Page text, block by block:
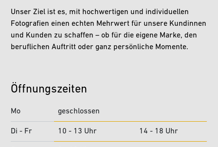
Unser Ziel ist es, mit hochwertigen und individuellen
Fotografien einen echten Mehrwert für unsere Kundinnen
und Kunden zu schaffen – ob für die eigene Marke, den
beruflichen Auftritt oder ganz persönliche Momente.
Öffnungszeiten
Mo geschlossen
Di - Fr 10 - 13 Uhr 14 - 18 Uhr